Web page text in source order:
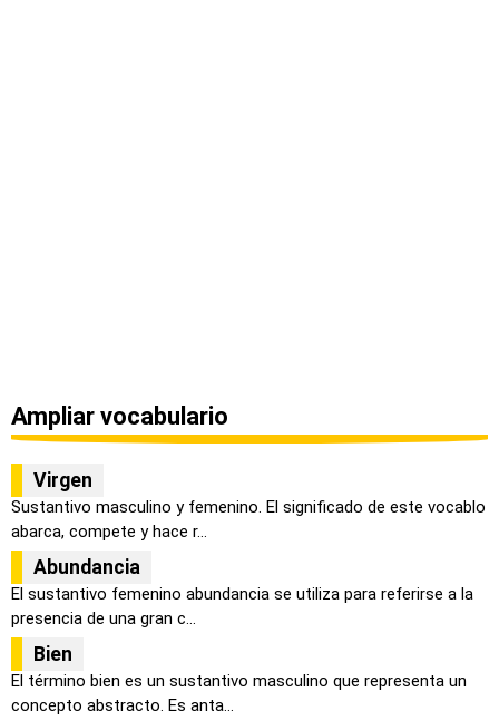
Ampliar vocabulario
Virgen
Sustantivo masculino y femenino. El significado de este vocablo
abarca, compete y hace r...
Abundancia
El sustantivo femenino abundancia se utiliza para referirse a la
presencia de una gran c...
Bien
El término bien es un sustantivo masculino que representa un
concepto abstracto. Es anta...